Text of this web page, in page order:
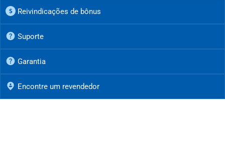
Reivindicações de bônus
Suporte
Garantia
Encontre um revendedor